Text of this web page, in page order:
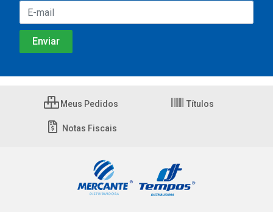
Meus Pedidos Títulos
Notas Fiscais